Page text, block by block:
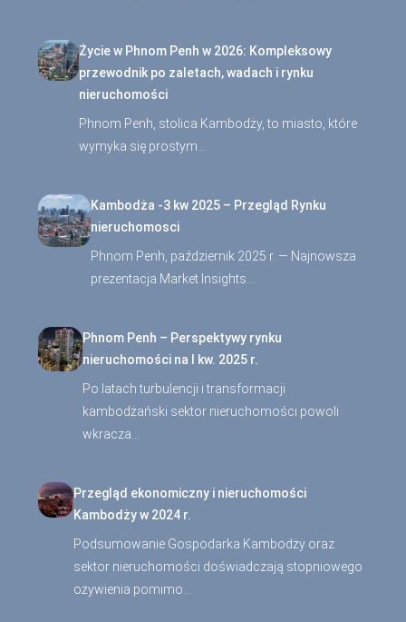
Życie w Phnom Penh w 2026: Kompleksowy
przewodnik po zaletach, wadach i rynku
nieruchomości
Phnom Penh, stolica Kambodży, to miasto, które
wymyka się prostym…
Kambodża -3 kw 2025 – Przegląd Rynku
nieruchomosci
Phnom Penh, październik 2025 r. — Najnowsza
prezentacja Market Insights…
Phnom Penh – Perspektywy rynku
nieruchomości na I kw. 2025 r.
Po latach turbulencji i transformacji
kambodżański sektor nieruchomości powoli
wkracza…
Przegląd ekonomiczny i nieruchomości
Kambodży w 2024 r.
Podsumowanie Gospodarka Kambodży oraz
sektor nieruchomości doświadczają stopniowego
ożywienia pomimo…